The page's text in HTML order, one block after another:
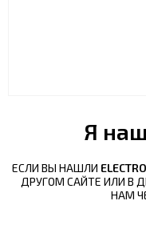
Я
ЕСЛИ ВЫ НАШЛИ
ДРУГОМ САЙТЕ ИЛИ В
НАМ